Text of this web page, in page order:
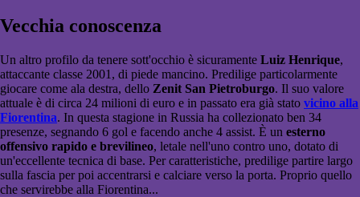
Vecchia conoscenza
Un altro profilo da tenere sott'occhio è sicuramente Luiz Henrique,
attaccante classe 2001, di piede mancino. Predilige particolarmente
giocare come ala destra, dello Zenit San Pietroburgo. Il suo valore
attuale è di circa 24 milioni di euro e in passato era già stato vicino alla
Fiorentina. In questa stagione in Russia ha collezionato ben 34
presenze, segnando 6 gol e facendo anche 4 assist. È un esterno
offensivo rapido e brevilineo, letale nell'uno contro uno, dotato di
un'eccellente tecnica di base. Per caratteristiche, predilige partire largo
sulla fascia per poi accentrarsi e calciare verso la porta. Proprio quello
che servirebbe alla Fiorentina...